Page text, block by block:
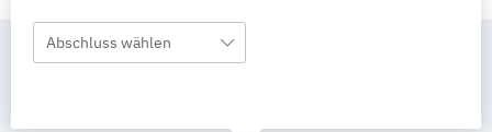
Abschluss wählen